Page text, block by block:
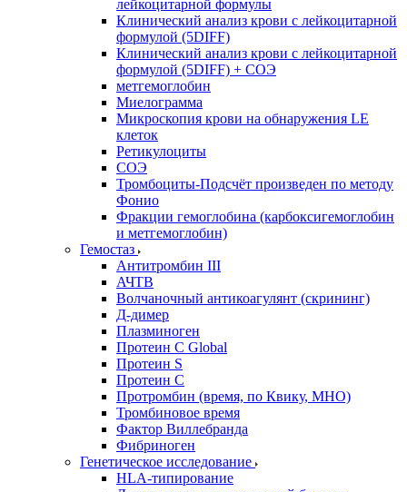
лейкоцитарной формулы
Клинический анализ крови с лейкоцитарной
формулой (5DIFF)
Клинический анализ крови с лейкоцитарной
формулой (5DIFF) + СОЭ
метгемоглобин
Миелограмма
Микроскопия крови на обнаружения LE
клеток
Ретикулоциты
СОЭ
Тромбоциты-Подсчёт произведен по методу
Фонио
Фракции гемоглобина (карбоксигемоглобин
и метгемоглобин)
Гемостаз
Антитромбин III
АЧТВ
Волчаночный антикоагулянт (скрининг)
Д-димер
Плазминоген
Протеин C Global
Протеин S
Протеин С
Протромбин (время, по Квику, МНО)
Тромбиновое время
Фактор Виллебранда
Фибриноген
Генетическое исследование
HLA-типирование